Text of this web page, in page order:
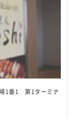
1番1 第1ターミナ